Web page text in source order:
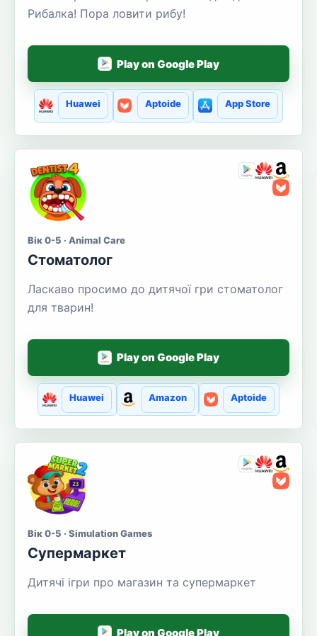
Рибалка! Пора ловити рибу!
Play on Google Play
Huawei Aptoide App Store
Вік 0-5 · Animal Care
Стоматолог
Ласкаво просимо до дитячої гри стоматолог
для тварин!
Play on Google Play
Huawei Amazon Aptoide
Вік 0-5 · Simulation Games
Супермаркет
Дитячі ігри про магазин та супермаркет
Play on Google Play